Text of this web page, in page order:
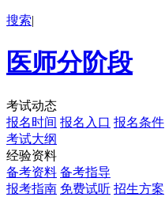
搜索|
医师分阶段
考试动态
报名时间 报名入口 报名条件
考试大纲
经验资料
备考资料 备考指导
报考指南 免费试听 招生方案